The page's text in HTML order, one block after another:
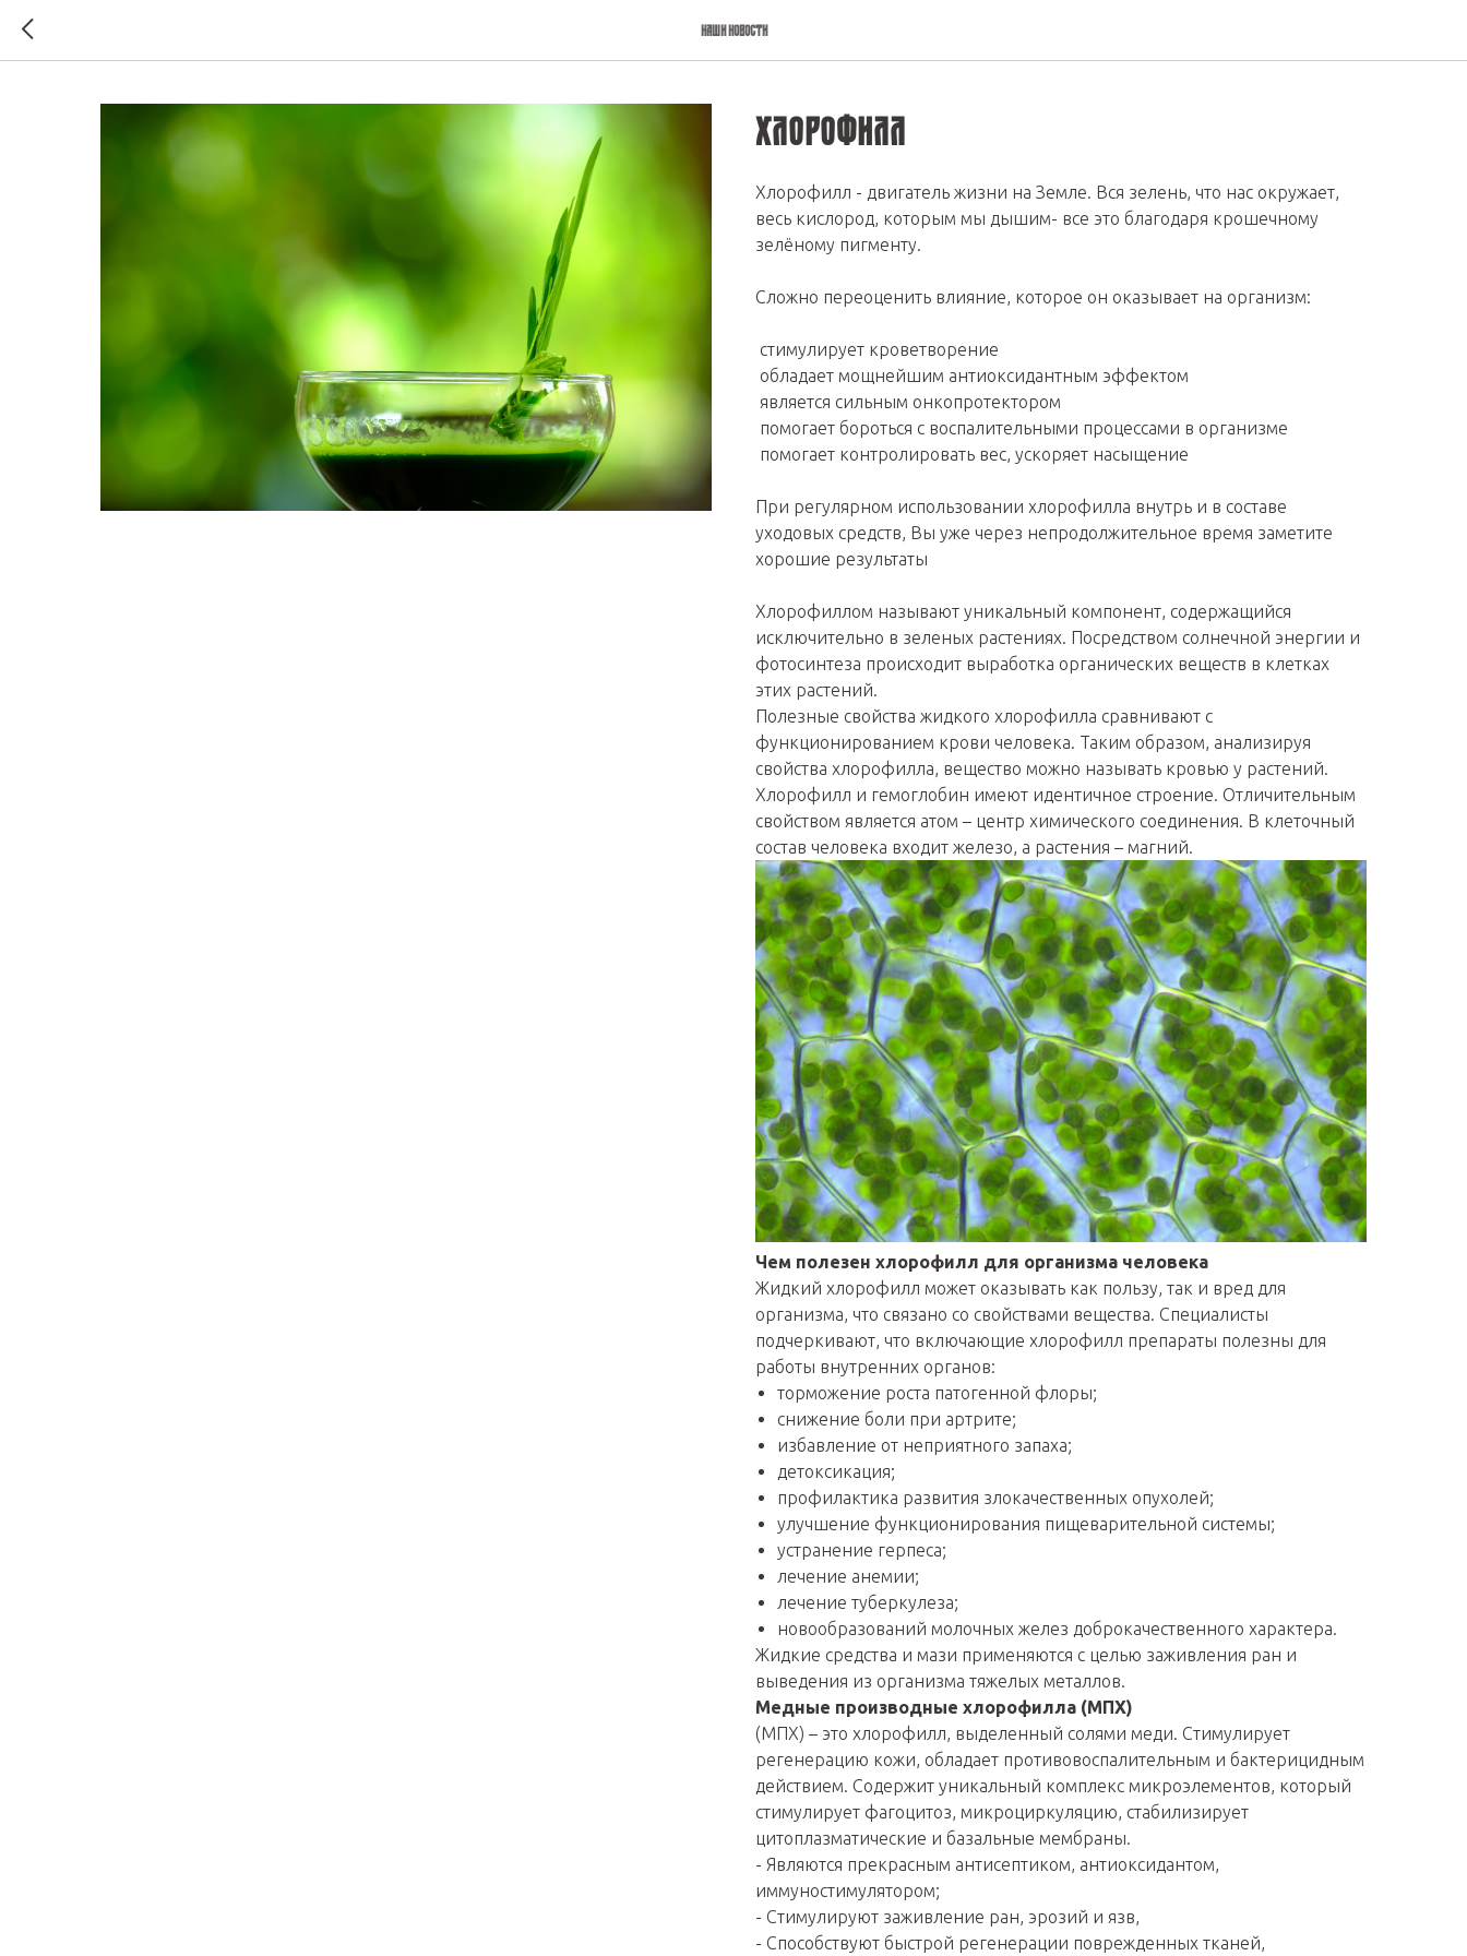
Наши новости
Хлорофилл
Хлорофилл - двигатель жизни на Земле. Вся зелень, что нас окружает,
весь кислород, которым мы дышим- все это благодаря крошечному
зелёному пигменту.
Сложно переоценить влияние, которое он оказывает на организм:
стимулирует кроветворение
обладает мощнейшим антиоксидантным эффектом
является сильным онкопротектором
помогает бороться с воспалительными процессами в организме
помогает контролировать вес, ускоряет насыщение
При регулярном использовании хлорофилла внутрь и в составе
уходовых средств, Вы уже через непродолжительное время заметите
хорошие результаты
Хлорофиллом называют уникальный компонент, содержащийся
исключительно в зеленых растениях. Посредством солнечной энергии и
фотосинтеза происходит выработка органических веществ в клетках
этих растений.
Полезные свойства жидкого хлорофилла сравнивают с
функционированием крови человека. Таким образом, анализируя
свойства хлорофилла, вещество можно называть кровью у растений.
Хлорофилл и гемоглобин имеют идентичное строение. Отличительным
свойством является атом – центр химического соединения. В клеточный
состав человека входит железо, а растения – магний.
Чем полезен хлорофилл для организма человека
Жидкий хлорофилл может оказывать как пользу, так и вред для
организма, что связано со свойствами вещества. Специалисты
подчеркивают, что включающие хлорофилл препараты полезны для
работы внутренних органов:
торможение роста патогенной флоры;
снижение боли при артрите;
избавление от неприятного запаха;
детоксикация;
профилактика развития злокачественных опухолей;
улучшение функционирования пищеварительной системы;
устранение герпеса;
лечение анемии;
лечение туберкулеза;
новообразований молочных желез доброкачественного характера.
Жидкие средства и мази применяются с целью заживления ран и
выведения из организма тяжелых металлов.
Медные производные хлорофилла (МПХ)
(МПХ) – это хлорофилл, выделенный солями меди. Стимулирует
регенерацию кожи, обладает противовоспалительным и бактерицидным
действием. Содержит уникальный комплекс микроэлементов, который
стимулирует фагоцитоз, микроциркуляцию, стабилизирует
цитоплазматические и базальные мембраны.
- Являются прекрасным антисептиком, антиоксидантом,
иммуностимулятором;
- Стимулируют заживление ран, эрозий и язв,
- Способствуют быстрой регенерации поврежденных тканей,